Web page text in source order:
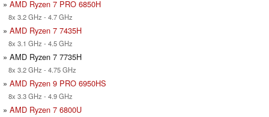
» AMD Ryzen 7 PRO 6850H
8x 3.2 GHz - 4.7 GHz
» AMD Ryzen 7 7435H
8x 3.1 GHz - 4.5 GHz
» AMD Ryzen 7 7735H
8x 3.2 GHz - 4.75 GHz
» AMD Ryzen 9 PRO 6950HS
8x 3.3 GHz - 4.9 GHz
» AMD Ryzen 7 6800U